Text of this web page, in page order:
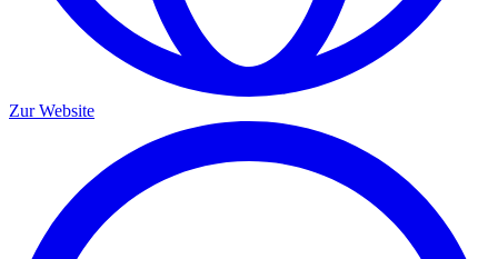
Zur Website